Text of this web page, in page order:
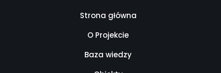
Strona główna
O Projekcie
Baza wiedzy